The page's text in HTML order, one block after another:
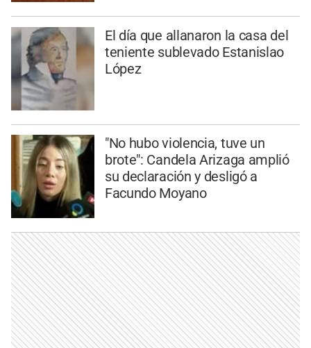
El día que allanaron la casa del
teniente sublevado Estanislao
López
"No hubo violencia, tuve un
brote": Candela Arizaga amplió
su declaración y desligó a
Facundo Moyano